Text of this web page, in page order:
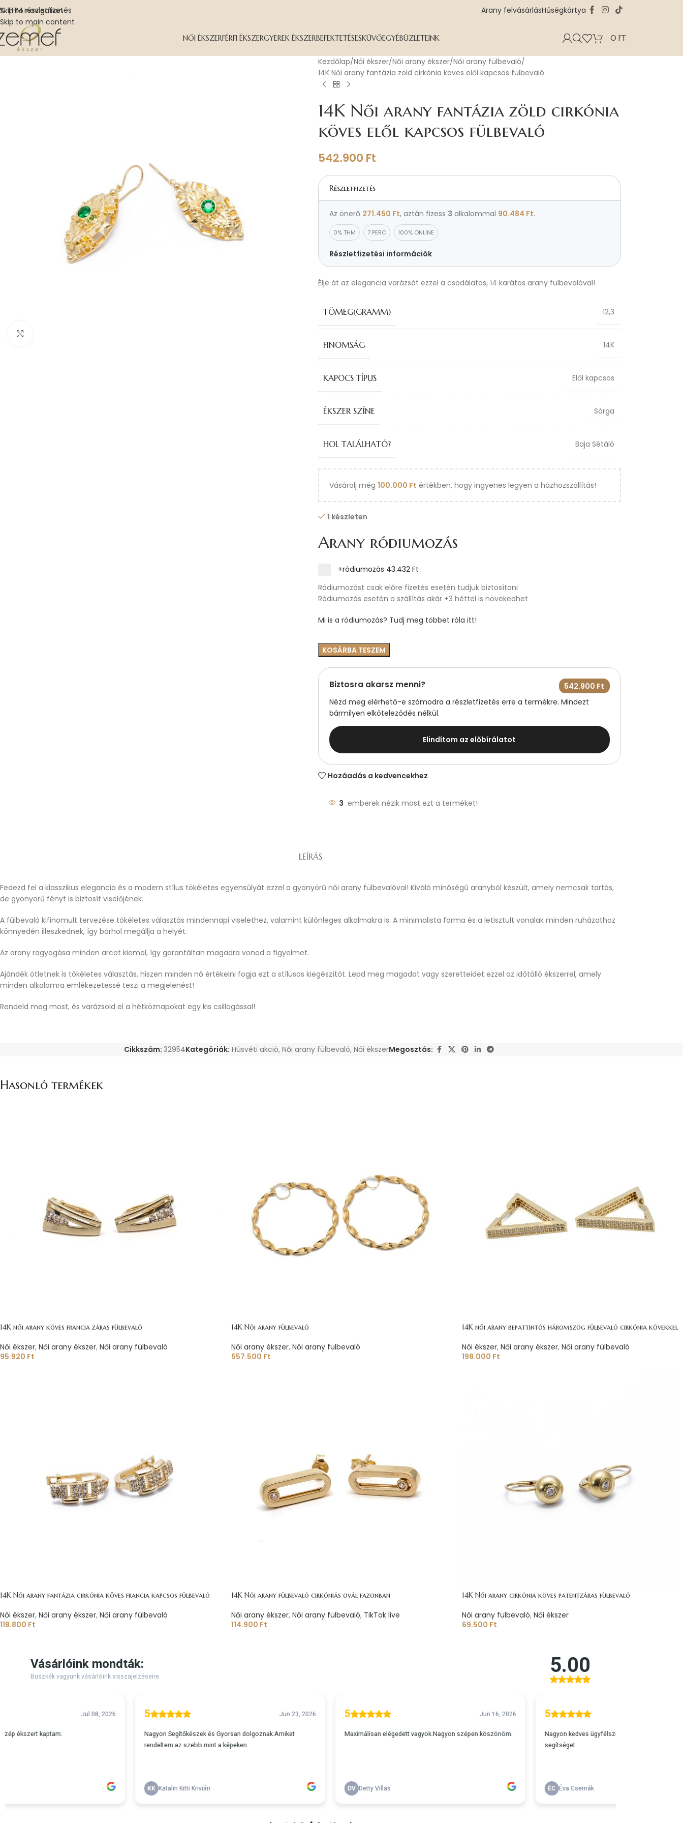
Skip to navigation
Skip to main content
THM részletfizetés Arany felvásárlásHűségkártya
NŐI ÉKSZERFÉRFI ÉKSZERGYEREK ÉKSZERBEFEKTETÉSESKÜVŐEGYÉBÜZLETEINK 0 FT
Kezdőlap Női ékszer Női arany ékszer Női arany fülbevaló
14K Női arany fantázia zöld cirkónia köves elől kapcsos fülbevaló
14K Női arany fantázia zöld cirkónia
köves elől kapcsos fülbevaló
542.900 Ft
Részletfizetés
Az önerő 271.450 Ft, aztán fizess 3 alkalommal 90.484 Ft.
0% THM 7 PERC 100% ONLINE
Részletfizetési információk
Élje át az elegancia varázsát ezzel a csodálatos, 14 karátos arany fülbevalóval!
TÖMEG(GRAMM) 12,3
FINOMSÁG 14K
KAPOCS TÍPUS Elől kapcsos
ÉKSZER SZÍNE Sárga
HOL TALÁLHATÓ? Baja Sétáló
Vásárolj még 100.000 Ft értékben, hogy ingyenes legyen a házhozszállítás!
1 készleten
Arany ródiumozás
+ródiumozás 43.432 Ft
Ródiumozást csak előre fizetés esetén tudjuk biztosítani
Ródiumozás esetén a szállítás akár +3 héttel is növekedhet
Mi is a ródiumozás? Tudj meg többet róla itt!
KOSÁRBA TESZEM
Biztosra akarsz menni? 542.900 Ft
Nézd meg elérhető-e számodra a részletfizetés erre a termékre. Mindezt
bármilyen elköteleződés nélkül.
Elindítom az előbírálatot
Hozáadás a kedvencekhez
3 emberek nézik most ezt a terméket!
LEÍRÁS
Fedezd fel a klasszikus elegancia és a modern stílus tökéletes egyensúlyát ezzel a gyönyörű női arany fülbevalóval! Kiváló minőségű aranyból készült, amely nemcsak tartós,
de gyönyörű fényt is biztosít viselőjének.
A fülbevaló kifinomult tervezése tökéletes választás mindennapi viselethez, valamint különleges alkalmakra is. A minimalista forma és a letisztult vonalak minden ruházathoz
könnyedén illeszkednek, így bárhol megállja a helyét.
Az arany ragyogása minden arcot kiemel, így garantáltan magadra vonod a figyelmet.
Ajándék ötletnek is tökéletes választás, hiszen minden nő értékelni fogja ezt a stílusos kiegészítőt. Lepd meg magadat vagy szeretteidet ezzel az időtálló ékszerrel, amely
minden alkalomra emlékezetessé teszi a megjelenést!
Rendeld meg most, és varázsold el a hétköznapokat egy kis csillogással!
Cikkszám: 32954Kategóriák: Húsvéti akció, Női arany fülbevaló, Női ékszerMegosztás:
Hasonló termékek
14K női arany köves francia záras fülbevaló
Női ékszer, Női arany ékszer, Női arany fülbevaló
95.920 Ft
14K Női arany fülbevaló
Női arany ékszer, Női arany fülbevaló
557.500 Ft
14K női arany bepattintós háromszög fülbevaló cirkónia kövekkel
Női ékszer, Női arany ékszer, Női arany fülbevaló
198.000 Ft
14K Női arany fantázia cirkónia köves francia kapcsos fülbevaló
Női ékszer, Női arany ékszer, Női arany fülbevaló
118.800 Ft
14K Női arany fülbevaló cirkóniás ovál fazonban
Női arany ékszer, Női arany fülbevaló, TikTok live
114.900 Ft
14K Női arany cirkónia köves patentzáras fülbevaló
Női arany fülbevaló, Női ékszer
69.500 Ft